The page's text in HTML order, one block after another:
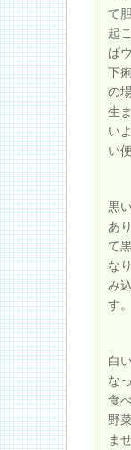
て
起
ば
下
の
生
い
い
黒
あ
て
な
み
す。
白
な
食
野
ま